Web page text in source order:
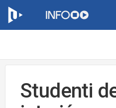
Studenti